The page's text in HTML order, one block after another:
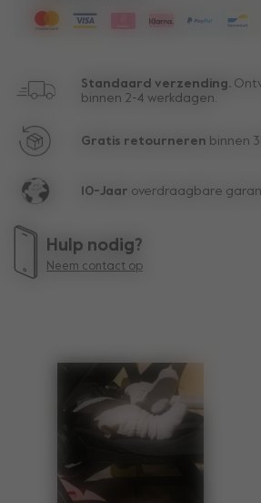
Standaard verzending.
binnen 2-4 werkdagen.
Gratis retourneren binnen
10-Jaar overdraagbare
Hulp nodig?
Neem contact op